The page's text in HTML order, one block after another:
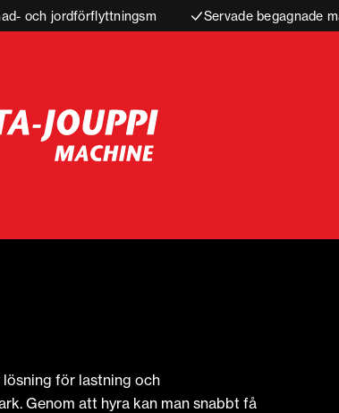
och jordförflyttningsm Servade begagnade
för lastning och
Genom att hyra kan man snabbt få